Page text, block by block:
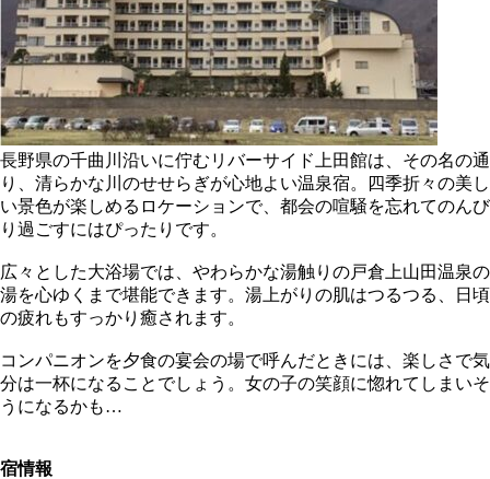
長野県の千曲川沿いに佇むリバーサイド上田館は、その名の通
り、清らかな川のせせらぎが心地よい温泉宿。四季折々の美し
い景色が楽しめるロケーションで、都会の喧騒を忘れてのんび
り過ごすにはぴったりです。
広々とした大浴場では、やわらかな湯触りの戸倉上山田温泉の
湯を心ゆくまで堪能できます。湯上がりの肌はつるつる、日頃
の疲れもすっかり癒されます。
コンパニオンを夕食の宴会の場で呼んだときには、楽しさで気
分は一杯になることでしょう。女の子の笑顔に惚れてしまいそ
うになるかも…
宿情報